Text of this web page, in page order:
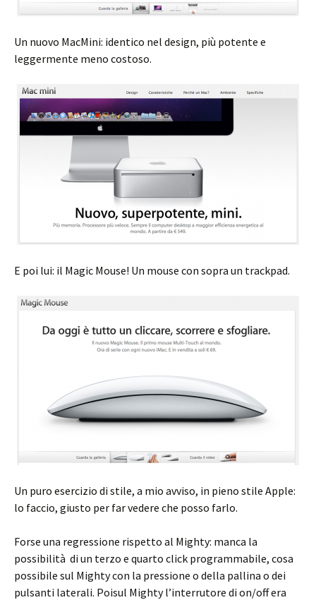
Un nuovo MacMini: identico nel design, più potente e
leggermente meno costoso.
E poi lui: il Magic Mouse! Un mouse con sopra un trackpad.
Un puro esercizio di stile, a mio avviso, in pieno stile Apple:
lo faccio, giusto per far vedere che posso farlo.
Forse una regressione rispetto al Mighty: manca la
possibilità di un terzo e quarto click programmabile, cosa
possibile sul Mighty con la pressione o della pallina o dei
pulsanti laterali. Poisul Mighty l’interrutore di on/off era